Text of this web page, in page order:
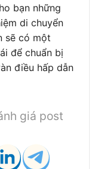
bạn những
di chuyển
sẽ có một
để chuẩn bị
điều hấp dẫn
giá post